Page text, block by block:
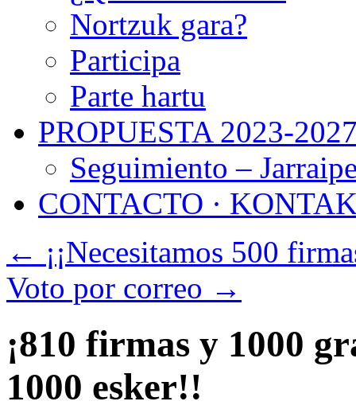
Nortzuk gara?
Participa
Parte hartu
PROPUESTA 2023-
Seguimiento –
CONTACTO ·
← ¡¡Necesitamos 500
Voto por correo →
¡810 firmas y 1000
1000 esker!!